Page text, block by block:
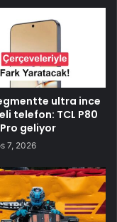
ultra ince
telefon: TCL P80
geliyor
7, 2026